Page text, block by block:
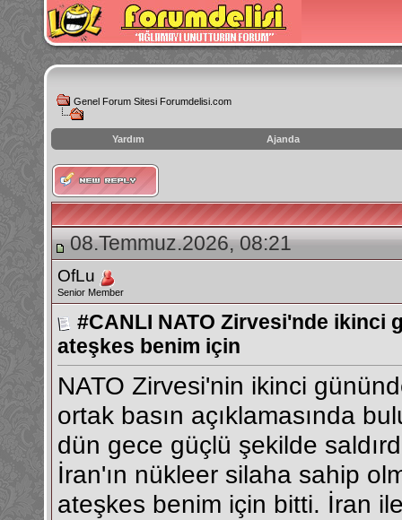
Genel Forum Sitesi Forumdelisi.com
Yardım Ajanda
instagram
izlenme
hilesi
08.Temmuz.2026, 08:21
OfLu
Senior Member
#CANLI NATO Zirvesi'nde ikinci
ateşkes benim için
NATO Zirvesi'nin ikinci
ortak basın açıklamasında
dün gece güçlü şekilde
İran'ın nükleer silaha sahip
ateşkes benim için bitti. İran